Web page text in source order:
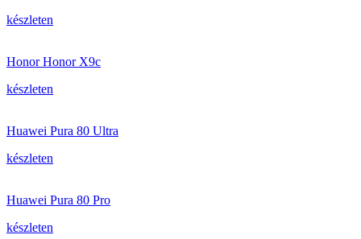
készleten
Honor Honor X9c
készleten
Huawei Pura 80 Ultra
készleten
Huawei Pura 80 Pro
készleten